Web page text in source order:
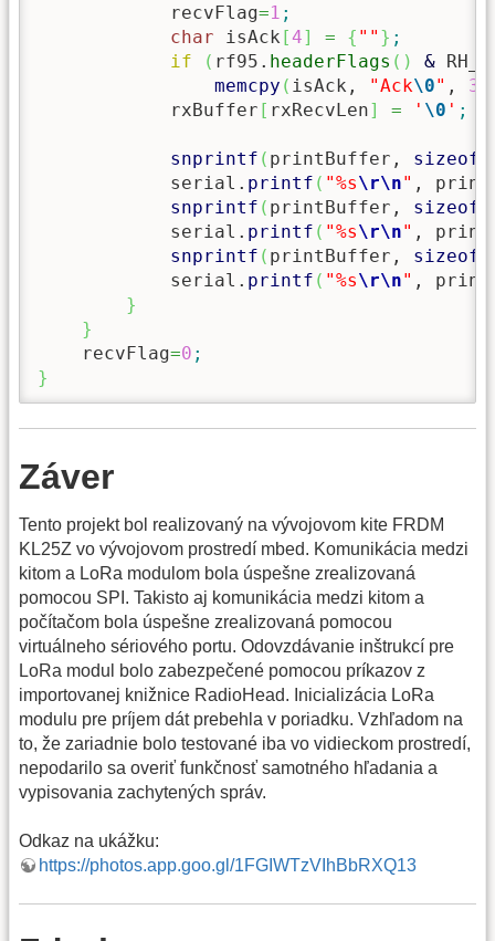
            recvFlag
=1 ;
char isAck [4] = { "" } ;
if
( rf95. headerFlags ( ) &
memcpy ( isAck, "Ack\0" , 3
            rxBuffer
[ rxRecvLen] = ' \0 ' ;
snprintf ( printBuffer, sizeof
            serial.
printf ( "%s\r\n" ,
snprintf ( printBuffer, sizeof
            serial.
printf ( "%s\r\n" ,
snprintf ( printBuffer, sizeof
            serial.
printf ( "%s\r\n" ,
}
}
    recvFlag
=0 ;
}
Záver
Tento projekt bol realizovaný na vývojovom kite FRDM
KL25Z vo vývojovom prostredí mbed. Komunikácia medzi
kitom a LoRa modulom bola úspešne zrealizovaná
pomocou SPI. Takisto aj komunikácia medzi kitom a
počítačom bola úspešne zrealizovaná pomocou
virtuálneho sériového portu. Odovzdávanie inštrukcí pre
LoRa modul bolo zabezpečené pomocou príkazov z
importovanej knižnice RadioHead. Inicializácia LoRa
modulu pre príjem dát prebehla v poriadku. Vzhľadom na
to, že zariadnie bolo testované iba vo vidieckom prostredí,
nepodarilo sa overiť funkčnosť samotného hľadania a
vypisovania zachytených správ.
Odkaz na ukážku:
https://photos.app.goo.gl/1FGIWTzVIhBbRXQ13